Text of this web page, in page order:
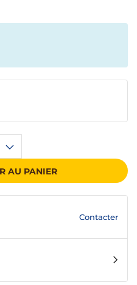
AU PANIER
Contacter